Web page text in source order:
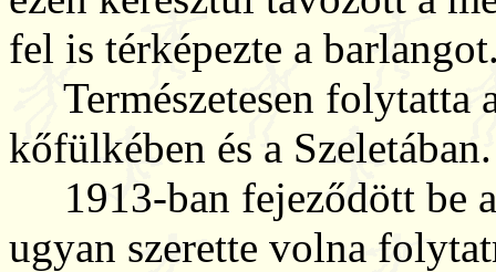
fel is térképezte a
Természetesen folytatta
kőfülkében és a Szeletában.
1913-ban fejeződött be a
ugyan szerette volna